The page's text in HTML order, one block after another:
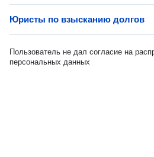
Юристы по взысканию долгов
Пользователь не дал согласие на
персональных данных